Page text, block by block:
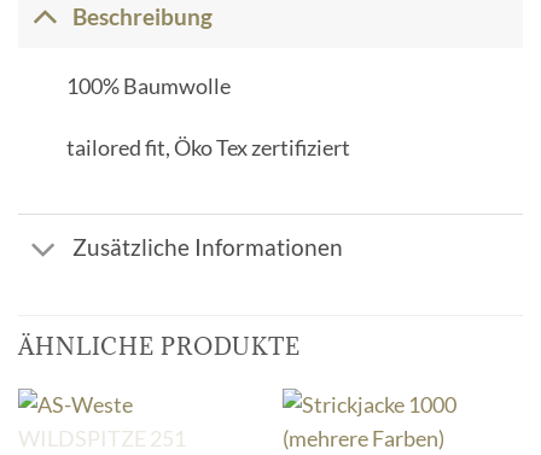
Beschreibung
100% Baumwolle
tailored fit, Öko Tex zertifiziert
Zusätzliche Informationen
ÄHNLICHE PRODUKTE